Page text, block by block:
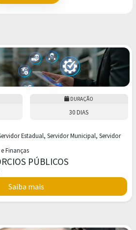
DURAÇÃO
30 DIAS
Estadual, Servidor Municipal, Servidor
Finanças
PÚBLICOS
Saiba mais